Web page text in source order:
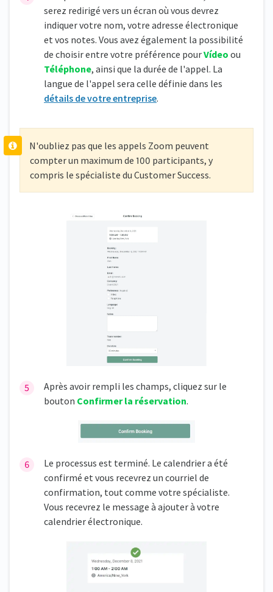
serez redirigé vers un écran où vous devrez
indiquer votre nom, votre adresse électronique
et vos notes. Vous avez également la possibilité
de choisir entre votre préférence pourVídeo ou
Téléphone, ainsi que la durée de l'appel. La
langue de l'appel sera celle définie dans les
détails de votre entreprise.
N'oubliez pas que les appels Zoom peuvent
compter un maximum de 100 participants, y
compris le spécialiste du Customer Success.
Après avoir rempli les champs, cliquez sur le
bouton Confirmer la réservation.
Le processus est terminé. Le calendrier a été
confirmé et vous recevrez un courriel de
confirmation, tout comme votre spécialiste.
Vous recevrez le message à ajouter à votre
calendrier électronique.